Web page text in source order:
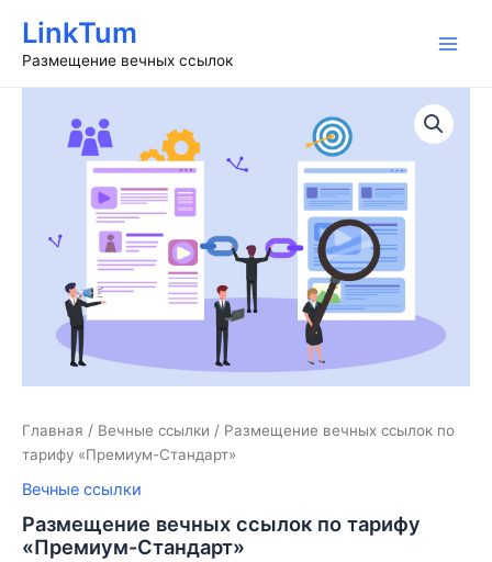
содержимому
LinkTum
Размещение вечных ссылок
Главная / Вечные ссылки / Размещение вечных ссылок по
тарифу «Премиум-Стандарт»
Вечные ссылки
Размещение вечных ссылок по тарифу
«Премиум-Стандарт»